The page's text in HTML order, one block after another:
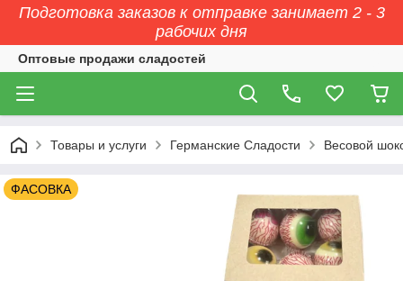
Подготовка заказов к отправке занимает 2 - 3
рабочих дня
Оптовые продажи сладостей
Товары и услуги Германские Сладости Весовой
ФАСОВКА